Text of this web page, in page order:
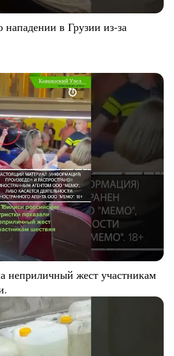
нападении в Грузии из-за
неприличный жест участникам